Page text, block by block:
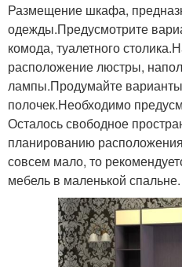
Уютные спальни
Уютная спальня
Просторная кровать
Размещение шкафа,
одежды.Предусмотрите
комода, туалетного
расположение люстры,
лампы.Продумайте
полочек.Необходимо
Осталось свободное
планированию
совсем мало, то
мебель в маленькой спальне.